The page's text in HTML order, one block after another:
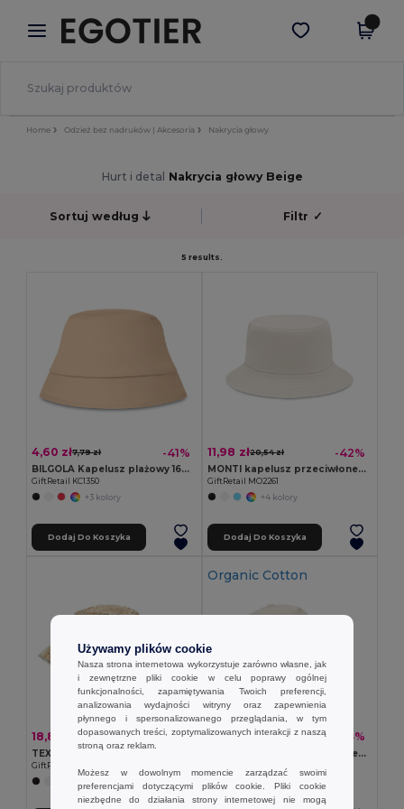
× Aplikacja Egotier
Lepsze ceny w aplikacji!
Pobierz app
Home Odzież bez nadruków | Akcesoria Nakrycia głowy
Hurt i detal Nakrycia głowy Beige
Sortuj według Filtr ✓
5 results.
4,60 zł7,79 zł -41%
BILGOLA Kapelusz plażowy 160 gr/m²
GiftRetail KC1350
+3 kolory
Dodaj Do Koszyka
11,98 zł20,54 zł -42%
MONTI kapelusz przeciwłoneczny
GiftRetail MO2261
+4 kolory
Dodaj Do Koszyka
18,84 zł32,60 zł -42%
GiftRetail MO6755
Organic Cotton
15,45 zł 26,91 zł -43%
BICCA CAP Czapka z daszkiem,bawełna org
+4 kolory
Używamy plików cookie
Nasza strona internetowa wykorzystuje zarówno własne, jak
i zewnętrzne pliki cookie w celu poprawy ogólnej
funkcjonalności, zapamiętywania Twoich preferencji,
analizowania wydajności witryny oraz zapewnienia
płynnego i spersonalizowanego przeglądania, w tym
dopasowanych treści, zoptymalizowanych interakcji z naszą
stroną oraz reklam.
Możesz w dowolnym momencie zarządzać swoimi
preferencjami dotyczącymi plików cookie. Pliki cookie
niezbędne do działania strony internetowej nie mogą